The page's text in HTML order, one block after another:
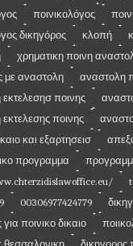
ποινικολόγος
δικηγόρος
κλοπή
χρηματικη ποινη
με αναστολη
αναστολη
ποινης
ποινης
και εξαρτησεισ
προγραμμα
00306977424779
ποινικο δικαιο